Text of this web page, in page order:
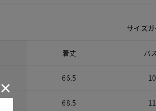
サイズ
着丈 バ
66.5
68.5